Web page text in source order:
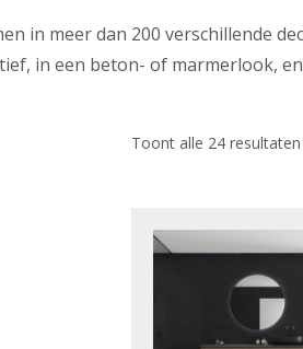
in meer dan 200 verschillende
in een beton- of marmerlook,
Toont alle 24 resultaten